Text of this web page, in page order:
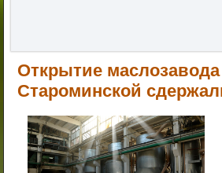
Открытие
Староминской